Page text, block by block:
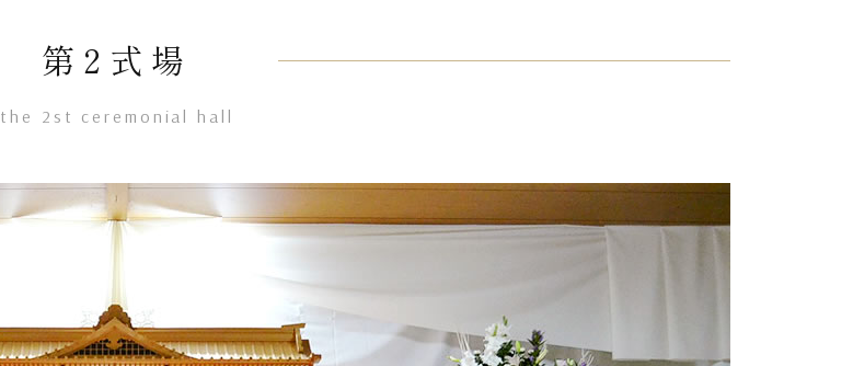
第2式場
the 2st ceremonial hall